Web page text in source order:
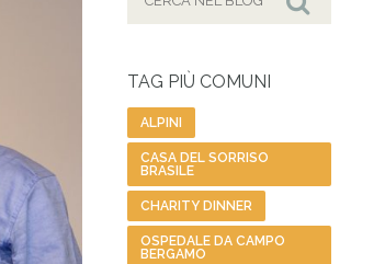
Cerca
TAG PIÙ COMUNI
ALPINI
CASA DEL SORRISO
BRASILE
CHARITY DINNER
OSPEDALE DA CAMPO
BERGAMO